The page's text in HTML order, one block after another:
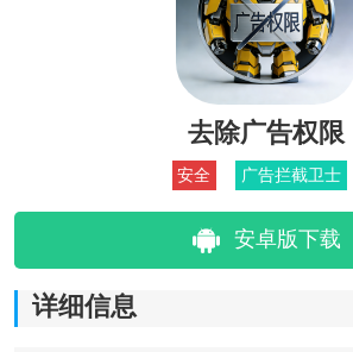
去除广告权限
安全 广告拦截卫士
安卓版下载
详细信息